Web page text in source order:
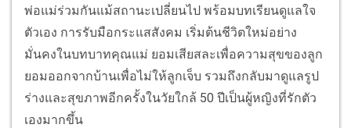
พ่อแม่ร่วมกันแม้สถานะเปลี่ยนไป พร้อมบทเรียนดูแลใจ
ตัวเอง การรับมือกระแสสังคม เริ่มต้นชีวิตใหม่อย่าง
มั่นคงในบทบาทคุณแม่ ยอมเสียสละเพื่อความสุขของลูก
ยอมออกจากบ้านเพื่อไม่ให้ลูกเจ็บ รวมถึงกลับมาดูแลรูป
ร่างและสุขภาพอีกครั้งในวัยใกล้ 50 ปีเป็นผู้หญิงที่รักตัว
เองมากขึ้น